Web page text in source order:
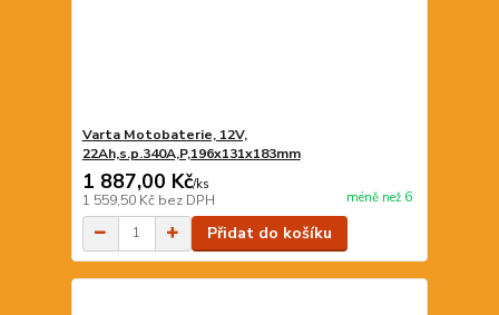
Varta Motobaterie, 12V,
22Ah,s.p.340A,P,196x131x183mm
1 887,00 Kč/ks
1 559,50 Kč bez DPH méně než 6
Přidat do košíku